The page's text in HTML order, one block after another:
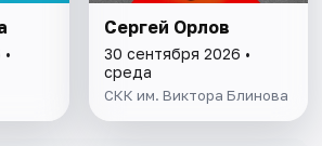
Сергей Орлов
30 сентября 2026 •
среда
СКК им. Виктора Блинова